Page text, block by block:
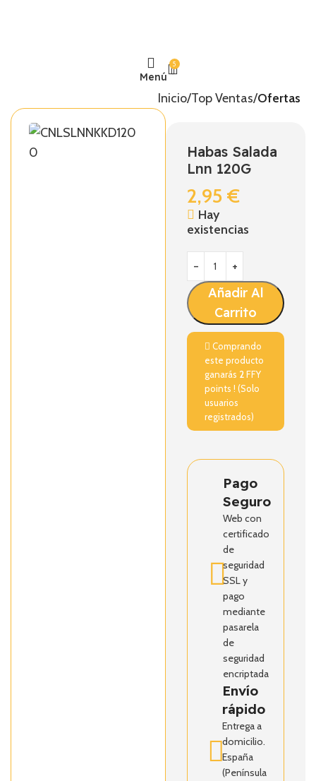
Menú
5
Inicio Top Ventas Ofertas
Habas Salada
Lnn 120G
2,95€
Hay
existencias
Añadir Al
Carrito
Comprando
este producto
ganarás 2FFY
points ! (Solo
usuarios
registrados)
Pago
Seguro
Web con
certificado
de
seguridad
SSL y
pago
mediante
pasarela
de
seguridad
encriptada
Envío
rápido
Entrega a
domicilio.
España
(Península